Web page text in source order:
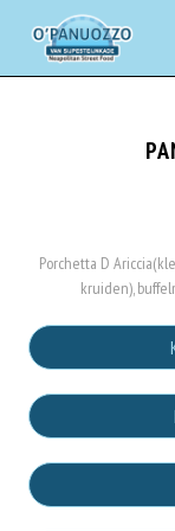
Porchetta D
kruiden),